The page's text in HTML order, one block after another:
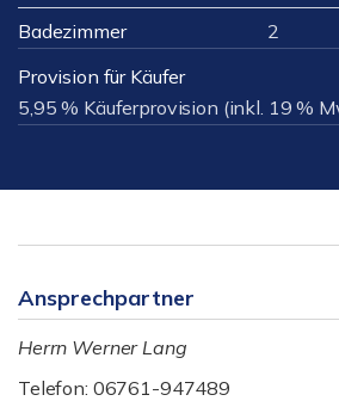
Badezimmer
2
Provision für Käufer
5,95 % Käuferprovision (inkl. 19 %
Ansprechpartner
Herrn Werner Lang
Telefon: 06761-947489